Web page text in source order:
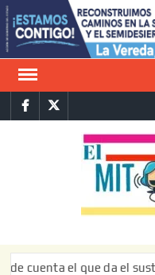
Saltar
al
contenido
FacebookTwitter
el que da el susto